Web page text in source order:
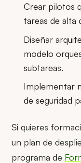
Crear pilotos
tareas de alta
Diseñar
modelo
subtareas.
Implementar
de seguridad
Si quieres
un plan de
programa de